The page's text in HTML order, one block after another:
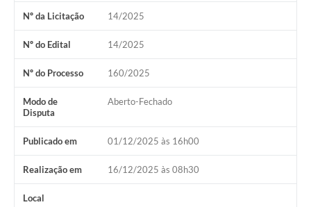
Nº da Licitação 14/2025
Nº do Edital 14/2025
Nº do Processo 160/2025
Modo de
Disputa
Aberto-Fechado
Publicado em 01/12/2025 às 16h00
Realização em 16/12/2025 às 08h30
Local